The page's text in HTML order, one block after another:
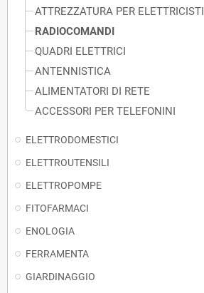
ATTREZZATURA PER ELETTRICISTI
RADIOCOMANDI
QUADRI ELETTRICI
ANTENNISTICA
ALIMENTATORI DI RETE
ACCESSORI PER TELEFONINI
ELETTRODOMESTICI
ELETTROUTENSILI
ELETTROPOMPE
FITOFARMACI
ENOLOGIA
FERRAMENTA
GIARDINAGGIO